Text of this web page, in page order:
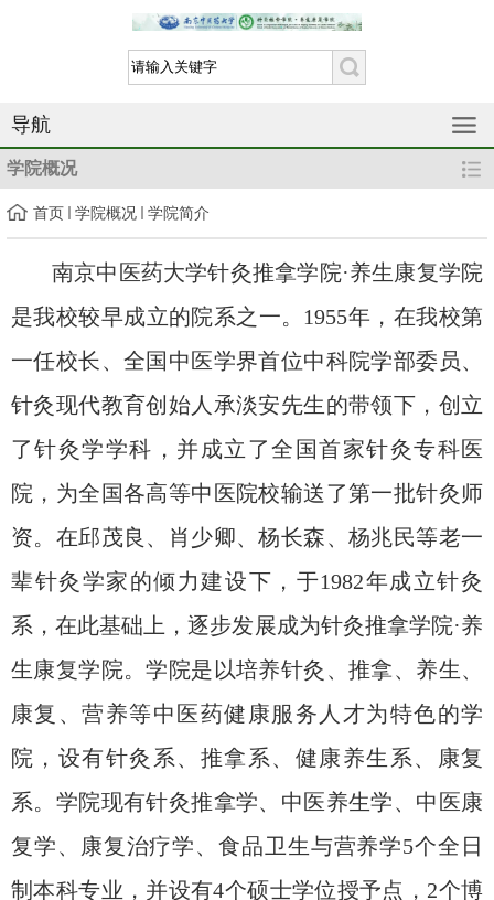
导航
学院概况
首页 学院概况 学院简介
南京中医药大学针灸推拿学院·养生康复学院
是我校较早成立的院系之一。 1955年，在我校第
一任校长、全国中医学界首位中科院学部委员、
针灸现代教育创始人承淡安先生的带领下，创立
了针灸学学科，并成立了全国首家针灸专科医
院，为全国各高等中医院校输送了第一批针灸师
资。在邱茂良、肖少卿、杨长森、杨兆民等老一
辈针灸学家的倾力建设下，于1982年成立针灸
系，在此基础上，逐步发展成为针灸推拿学院·养
生康复学院。学院是以培养针灸、推拿、养生、
康复、营养等中医药健康服务人才为特色的学
院，设有针灸系、推拿系、健康养生系、康复
系。学院现有针灸推拿学、中医养生学、中医康
复学、康复治疗学、食品卫生与营养学5个全日
制本科专业，并设有4个硕士学位授予点， 2个博